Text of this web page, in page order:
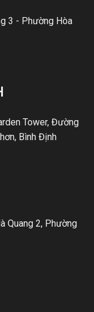
3 - Phường Hòa
Tower, Đường
Bình Định
Quang 2, Phường